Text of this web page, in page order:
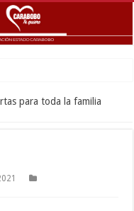
para toda la familia